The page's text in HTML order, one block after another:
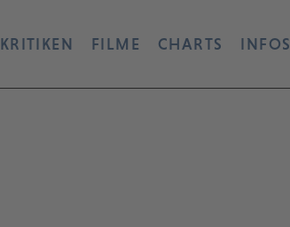
KRITIKEN FILME CHARTS INFOS